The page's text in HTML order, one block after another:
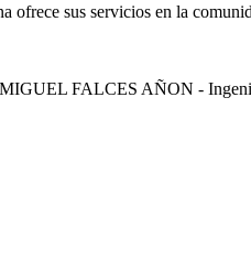
ofrece sus servicios en la
FALCES AÑON -